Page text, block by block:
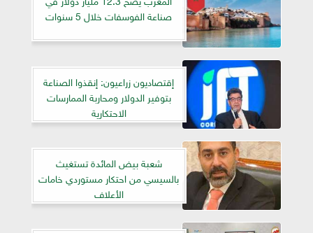
صناعة الفوسفات خلال 5 سنوات
إقتصاديون زراعيون: إنقذوا الصناعة
بتوفير الدولار ومحاربة الممارسات
الاحتكارية
شعبة بيض المائدة تستغيث
بالسيسي من احتكار مستوردي خامات
الأعلاف